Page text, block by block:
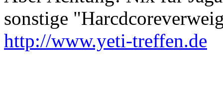
sonstige
http://www.yeti-treffen.de